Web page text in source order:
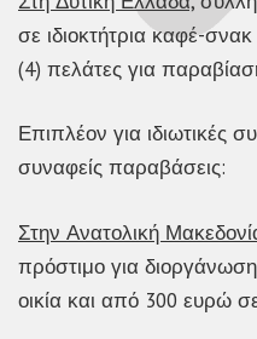
σε ιδιοκτήτρια καφέ-
(4) πελάτες για
Επιπλέον για ιδιωτικές
συναφείς παραβάσεις:
Στην Ανατολική
πρόστιμο για
οικία και από 300 ευρώ